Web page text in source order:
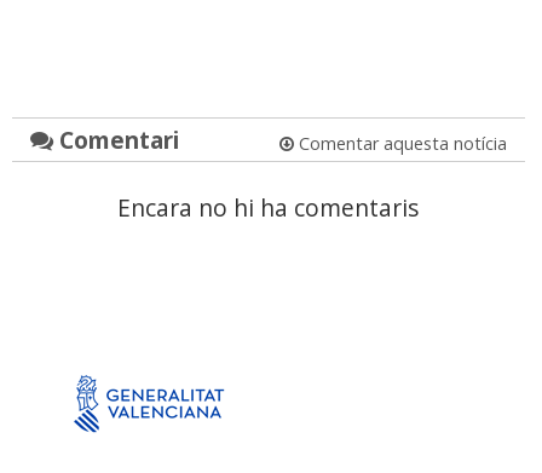
Comentari Comentar aquesta notícia
Encara no hi ha comentaris